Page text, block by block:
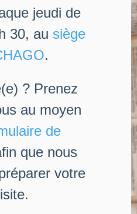
jeudi de
30, au siège
.
? Prenez
au moyen
de
que nous
votre